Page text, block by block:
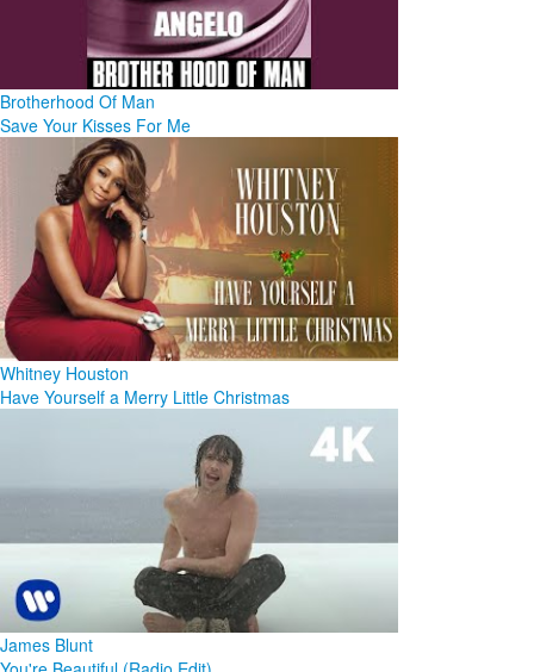
Brotherhood Of Man
Save Your Kisses For Me
Whitney Houston
Have Yourself a Merry Little Christmas
James Blunt